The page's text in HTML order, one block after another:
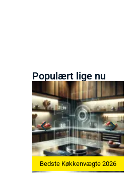
Populært lige nu
Bedste Køkkenvægte 2026 Bedste